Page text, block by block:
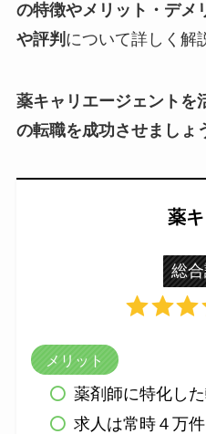
の特徴やメリット・デメ
や評判 について詳しく解
薬キャリエージェントを
の転職を成功させましょ
薬
総
メリット
薬剤師に特化し
求人は常時４万